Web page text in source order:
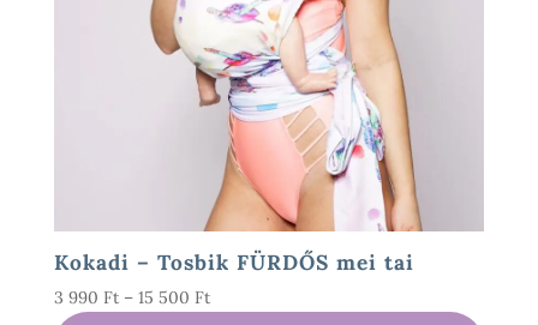
Kokadi – Tosbik FÜRDŐS mei tai
3 990 Ft – 15 500 FtÁrtartomány: